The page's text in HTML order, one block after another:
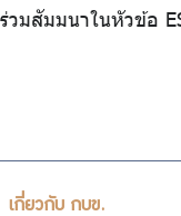
ร่วมสัมมนาในหัวข้อ
เกี่ยวกับ กบข.